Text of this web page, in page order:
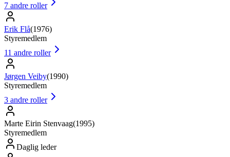
7 andre roller
Erik Flå(1976)
Styremedlem
11 andre roller
Jørgen Veiby(1990)
Styremedlem
3 andre roller
Marte Eirin Stenvaag(1995)
Styremedlem
Daglig leder